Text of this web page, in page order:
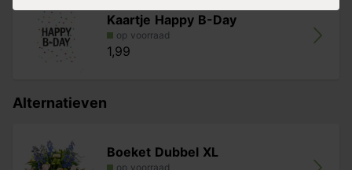
Kaartje Happy B-Day
op voorraad
1,99
Alternatieven
Boeket Dubbel XL
op voorraad